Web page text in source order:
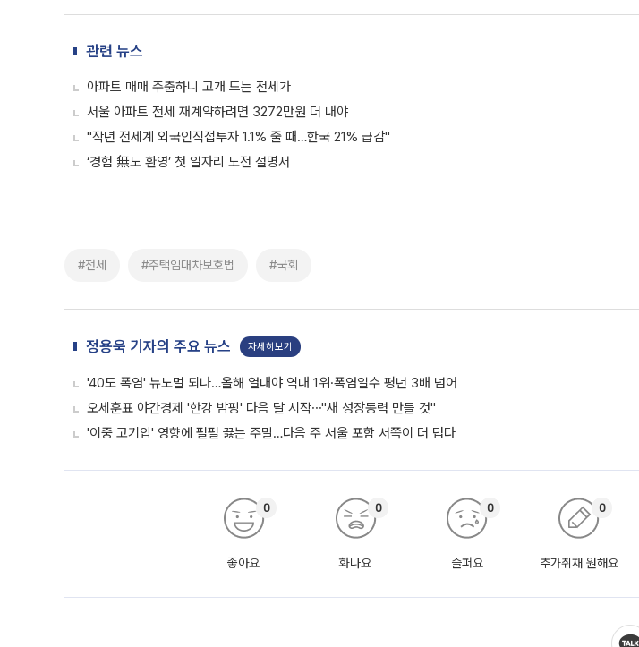
관련 뉴스
아파트 매매 주춤하니 고개 드는 전세가
서울 아파트 전세 재계약하려면 3272만원 더 내야
"작년 전세계 외국인직접투자 1.1% 줄 때…한국 21% 급감"
‘경험 無도 환영’ 첫 일자리 도전 설명서
#전세 #주택임대차보호법 #국회
정용욱 기자의 주요 뉴스 자세히보기
'40도 폭염' 뉴노멀 되나…올해 열대야 역대 1위·폭염일수 평년 3배 넘어
오세훈표 야간경제 '한강 밤핑' 다음 달 시작⋯"새 성장동력 만들 것"
'이중 고기압' 영향에 펄펄 끓는 주말…다음 주 서울 포함 서쪽이 더 덥다
좋아요
0
화나요
0
슬퍼요
0
추가취재 원해요
0